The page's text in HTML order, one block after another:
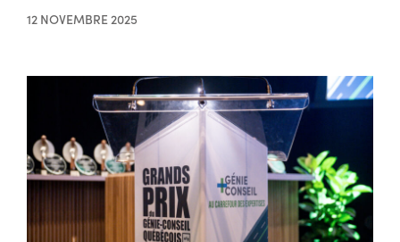
12 NOVEMBRE 2025